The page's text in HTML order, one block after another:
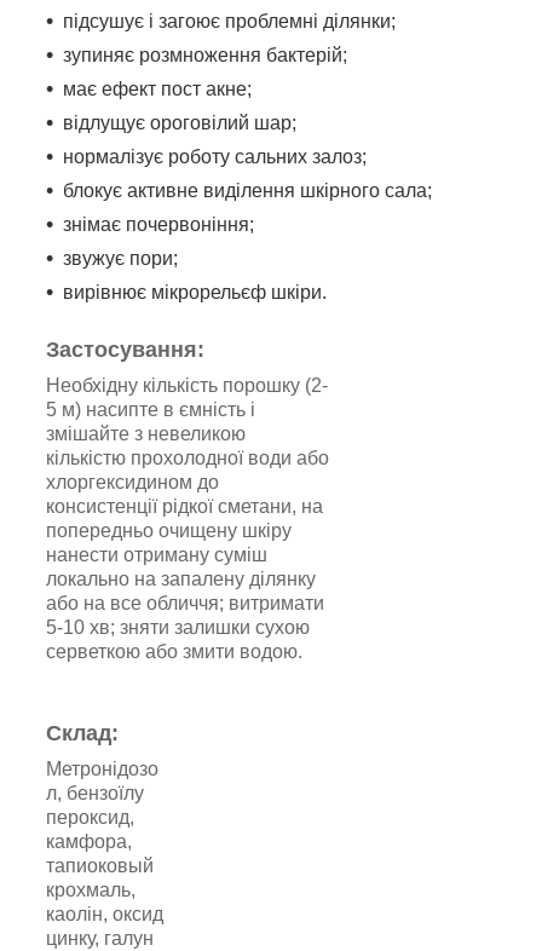
підсушує і загоює проблемні ділянки;
зупиняє розмноження бактерій;
має ефект пост акне;
відлущує ороговілий шар;
нормалізує роботу сальних залоз;
блокує активне виділення шкірного сала;
знімає почервоніння;
звужує пори;
вирівнює мікрорельєф шкіри.
Застосування:
Необхідну кількість порошку (2-
5 м) насипте в ємність і
змішайте з невеликою
кількістю прохолодної води або
хлоргексидином до
консистенції рідкої сметани, на
попередньо очищену шкіру
нанести отриману суміш
локально на запалену ділянку
або на все обличчя; витримати
5-10 хв; зняти залишки сухою
серветкою або змити водою.
Склад:
Метронідозо
л, бензоїлу
пероксид,
камфора,
тапиоковый
крохмаль,
каолін, оксид
цинку, галун